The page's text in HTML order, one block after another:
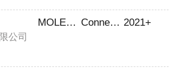
公司
MOLEX/莫仕 Connector 2021+